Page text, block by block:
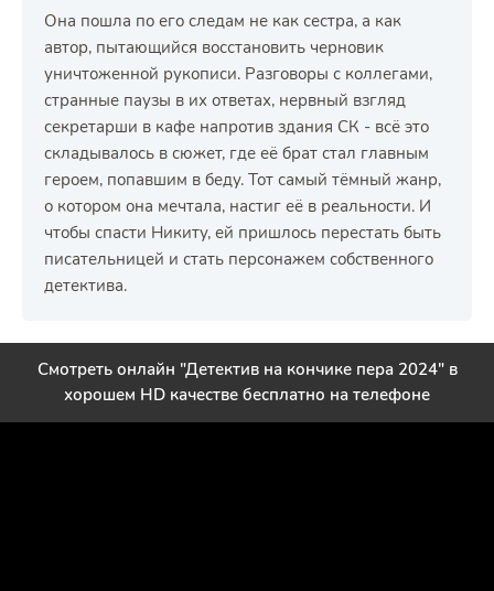
Она пошла по его следам не как сестра, а как
автор, пытающийся восстановить черновик
уничтоженной рукописи. Разговоры с коллегами,
странные паузы в их ответах, нервный взгляд
секретарши в кафе напротив здания СК - всё это
складывалось в сюжет, где её брат стал главным
героем, попавшим в беду. Тот самый тёмный жанр,
о котором она мечтала, настиг её в реальности. И
чтобы спасти Никиту, ей пришлось перестать быть
писательницей и стать персонажем собственного
детектива.
Смотреть онлайн "Детектив на кончике пера 2024" в
хорошем HD качестве бесплатно на телефоне